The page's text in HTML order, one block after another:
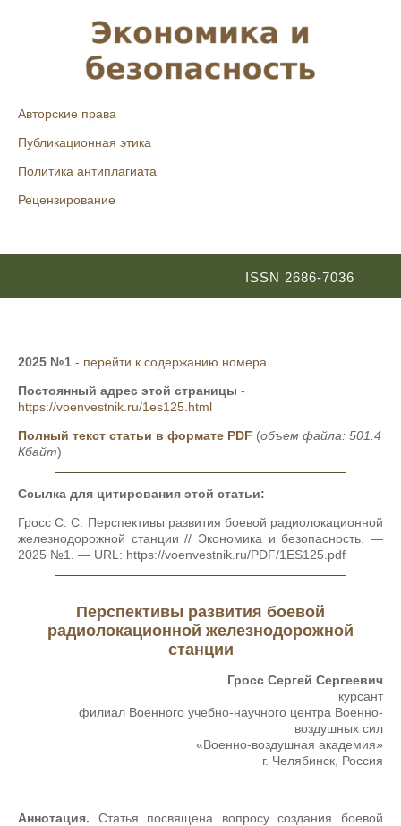
Авторские права
Публикационная этика
Политика антиплагиата
Рецензирование
ISSN 2686-7036
2025 №1 - перейти к содержанию номера...
Постоянный адрес этой страницы -
https://voenvestnik.ru/1es125.html
Полный текст статьи в формате PDF (объем файла: 501.4
Кбайт)
Ссылка для цитирования этой статьи:
Гросс С. С. Перспективы развития боевой радиолокационной
железнодорожной станции // Экономика и безопасность. —
2025 №1. — URL: https://voenvestnik.ru/PDF/1ES125.pdf
Перспективы развития боевой
радиолокационной железнодорожной
станции
Гросс Сергей Сергеевич
курсант
филиал Военного учебно-научного центра Военно-
воздушных сил
«Военно-воздушная академия»
г. Челябинск, Россия
Аннотация. Статья посвящена вопросу создания боевой